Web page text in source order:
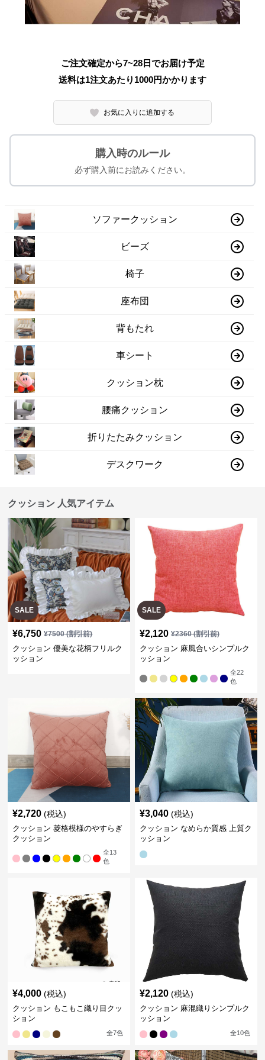
ご注文確定から7~28日でお届け予定
送料は1注文あたり 1000円かかります
お気に入りに追加する
購入時のルール
必ず購入前にお読みください。
ソファークッション
ビーズ
椅子
座布団
背もたれ
車シート
クッション枕
腰痛クッション
折りたたみクッション
デスクワーク
クッション 人気アイテム
SALE
¥6,750 ¥7500(割引前)
クッション 優美な花柄フリルク
ッション
SALE
¥2,120 ¥2360(割引前)
クッション 麻風合いシンプルク
ッション
全22
色
¥2,720 (税込)
クッション 菱格模様のやすらぎ
クッション
全13
色
¥3,040 (税込)
クッション なめらか質感 上質ク
ッション
¥4,000 (税込)
クッション もこもこ織り目クッ
ション
全7色
¥2,120 (税込)
クッション 麻混織りシンプルク
ッション
全10色